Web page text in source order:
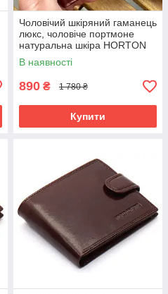
Чоловічий шкіряний гаманець
люкс, чоловіче портмоне
натуральна шкіра HORTON
301B
В наявності
890 ₴ 1 780 ₴
Купити